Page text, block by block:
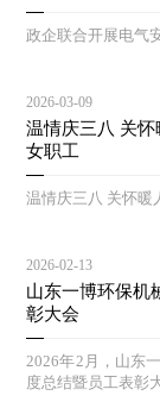
政企联合开展电气
2026-03-09
温情庆三八 关
女职工
温情庆三八 关怀
2026-02-13
山东一博环保机
彰大会
2026年2月，山东
度总结暨员工表彰